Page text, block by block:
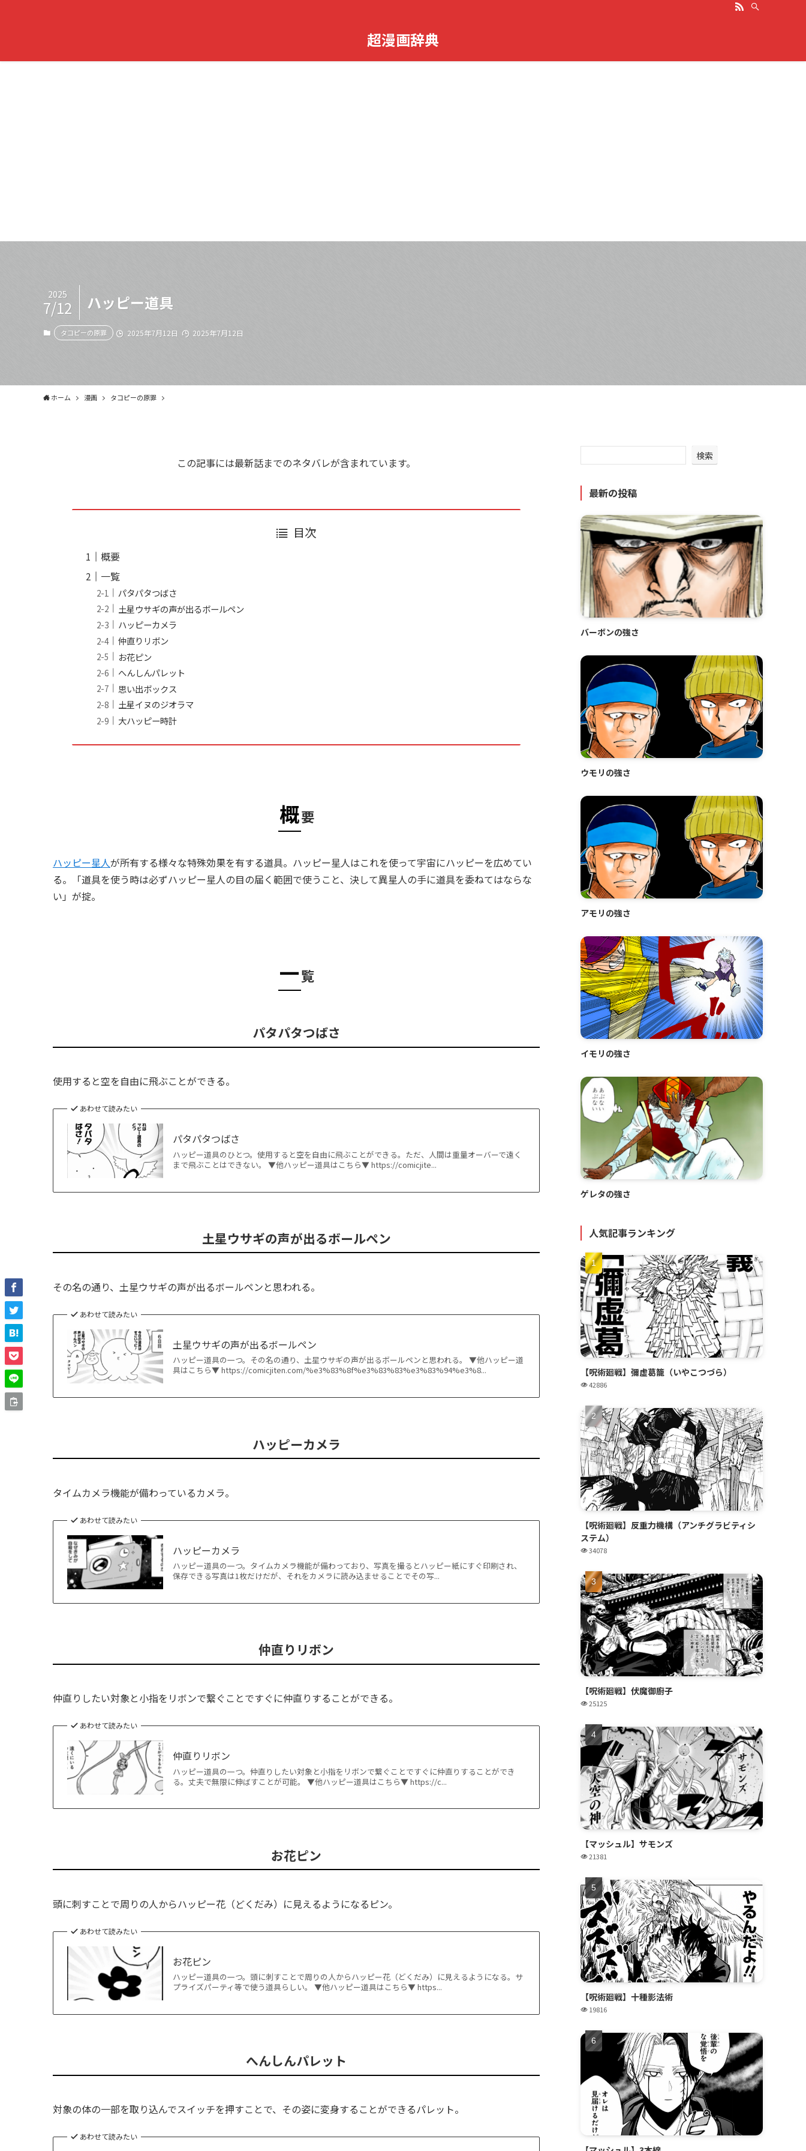
超漫画辞典
ハッピー道具
2025
7/12
タコピーの原罪 2025年7月12日 2025年7月12日
ホーム 漫画 タコピーの原罪
この記事には最新話までのネタバレが含まれています。
目次
概要
一覧
パタパタつばさ
土星ウサギの声が出るボールペン
ハッピーカメラ
仲直りリボン
お花ピン
へんしんパレット
思い出ボックス
土星イヌのジオラマ
大ハッピー時計
概要
ハッピー星人が所有する様々な特殊効果を有する道具。ハッピー星人はこれを使って宇宙にハッピーを広めてい
る。「道具を使う時は必ずハッピー星人の目の届く範囲で使うこと、決して異星人の手に道具を委ねてはならな
い」が掟。
一覧
パタパタつばさ
使用すると空を自由に飛ぶことができる。
あわせて読みたい
パタパタつばさ
ハッピー道具のひとつ。使用すると空を自由に飛ぶことができる。ただ、人間は重量オーバーで遠く
まで飛ぶことはできない。 ▼他ハッピー道具はこちら▼ https://comicjite...
土星ウサギの声が出るボールペン
その名の通り、土星ウサギの声が出るボールペンと思われる。
あわせて読みたい
土星ウサギの声が出るボールペン
ハッピー道具の一つ。その名の通り、土星ウサギの声が出るボールペンと思われる。 ▼他ハッピー道
具はこちら▼ https://comicjiten.com/%e3%83%8f%e3%83%83%e3%83%94%e3%8...
ハッピーカメラ
タイムカメラ機能が備わっているカメラ。
あわせて読みたい
ハッピーカメラ
ハッピー道具の一つ。タイムカメラ機能が備わっており、写真を撮るとハッピー紙にすぐ印刷され、
保存できる写真は1枚だけだが、それをカメラに読み込ませることでその写...
仲直りリボン
仲直りしたい対象と小指をリボンで繋ぐことですぐに仲直りすることができる。
あわせて読みたい
仲直りリボン
ハッピー道具の一つ。仲直りしたい対象と小指をリボンで繋ぐことですぐに仲直りすることができ
る。丈夫で無限に伸ばすことが可能。 ▼他ハッピー道具はこちら▼ https://c...
お花ピン
頭に刺すことで周りの人からハッピー花（どくだみ）に見えるようになるピン。
あわせて読みたい
お花ピン
ハッピー道具の一つ。頭に刺すことで周りの人からハッピー花（どくだみ）に見えるようになる。サ
プライズパーティ等で使う道具らしい。 ▼他ハッピー道具はこちら▼ https...
へんしんパレット
対象の体の一部を取り込んでスイッチを押すことで、その姿に変身することができるパレット。
あわせて読みたい
検索
最新の投稿
バーボンの強さ
ウモリの強さ
アモリの強さ
イモリの強さ
ゲレタの強さ
人気記事ランキング
【呪術廻戦】彌虚葛籠（いやこつづら）
42886
【呪術廻戦】反重力機構（アンチグラビティシ
ステム）
34078
【呪術廻戦】伏魔御廚子
25125
【マッシュル】サモンズ
21381
【呪術廻戦】十種影法術
19816